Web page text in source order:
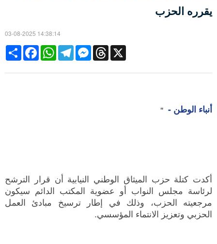
يقرره الحزب
03-08-2025 14:38:14
Share
FacebookWhatsAppTelegramMessengerThreads X
أنباء الوطن - "
أكدت كتلة حزب الميثاق الوطني النيابية أن قرار الترشح
لرئاسة مجلس النواب أو عضوية المكتب الدائم سيكون
مرجعيته الحزب، وذلك في إطار ترسيخ مبادئ العمل
الحزبي وتعزيز الانتماء المؤسسي.